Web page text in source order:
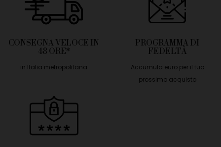
CONSEGNA VELOCE IN
48 ORE*
in Italia metropolitana
PROGRAMMA DI
FEDELTÀ
Accumula euro per il tuo
prossimo acquisto